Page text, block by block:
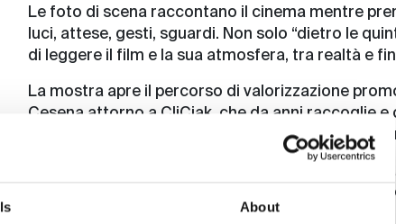
About
Le foto di scena raccontano il cinema mentre
luci, attese, gesti, sguardi. Non solo “dietro le
di leggere il film e la sua atmosfera, tra realtà e
La mostra apre il percorso di valorizzazione
Cesena attorno a CliCiak, che da anni raccoglie
patrimonio di fotografie di scena del cinema
Inaugurazione: giovedì 18 dicembre, ore 17:00
Museum, sala del Caffè (3° piano) – ingresso libero